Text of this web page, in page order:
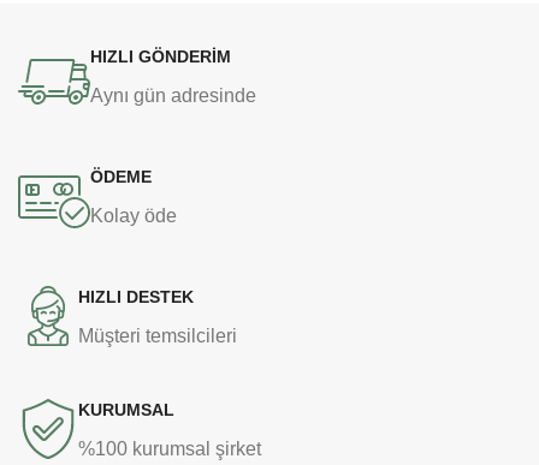
HIZLI GÖNDERİM
Aynı gün adresinde
ÖDEME
Kolay öde
HIZLI DESTEK
Müşteri temsilcileri
KURUMSAL
%100 kurumsal şirket